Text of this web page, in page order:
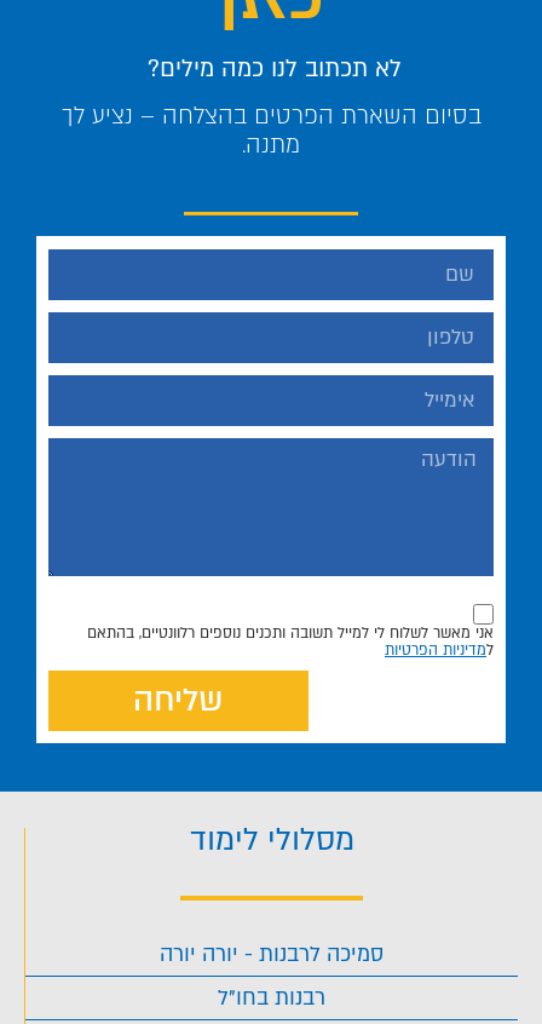
לא תכתוב לנו כמה מילים?
בסיום השארת הפרטים בהצלחה – נציע לך
מתנה.
אני מאשר לשלוח לי למייל תשובה ותכנים נוספים רלוונטיים, בהתאם
למדיניות הפרטיות
שליחה
מסלולי לימוד
סמיכה לרבנות - יורה יורה
רבנות בחו"ל